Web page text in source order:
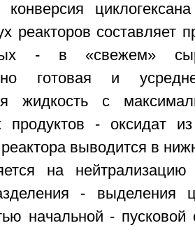
конверсия
реакторов составляет
- в «свежем»
готовая и
жидкость с
продуктов - оксидат
реактора выводится в
на нейтрализацию
- выделения
начальной -